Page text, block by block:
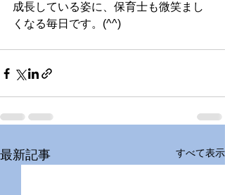
成長している姿に、保育士も微笑まし
くなる毎日です。(^^)
最新記事 すべて表示